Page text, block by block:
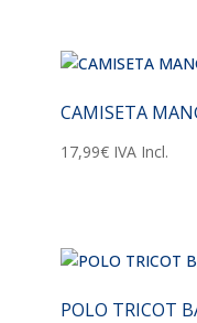
CAMISETA
17,99€ IVA Incl.
POLO TRICOT